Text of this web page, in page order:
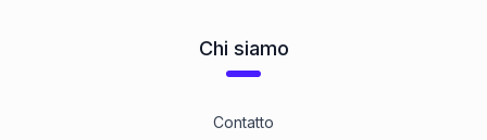
Chi siamo
Contatto